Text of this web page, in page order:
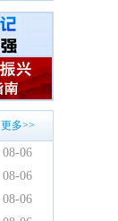
更多>>
08-06
08-06
08-06